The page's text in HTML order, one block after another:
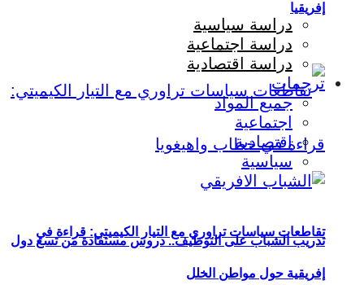
إفريقيا
تقاطعات سياسات تراوري مع التيار الكيميتي: قراءة في
دراسة سياسية
دراسة اجتماعية
دراسة اقتصادية
ترجمات
جميع المواد
اجتماعية
اقتصادية
سياسية
تدريب الشباب على التوظيف.. دروس مستفادة من تسع دول
إفريقية حول مواطن الخلل